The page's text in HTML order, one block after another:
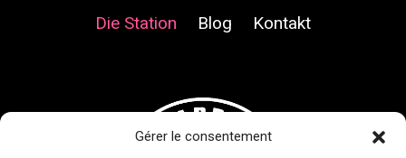
Gérer le consentement
Die Station
Blog Kontakt